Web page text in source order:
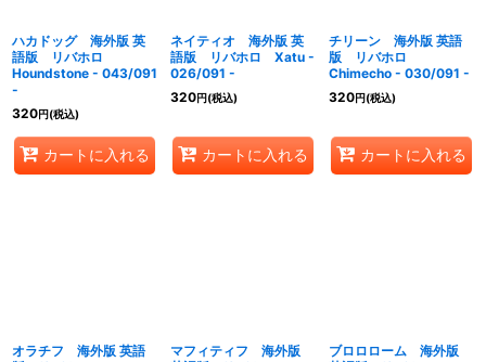
ハカドッグ 海外版 英
語版 リバホロ
Houndstone - 043/091
-
320円(税込)
カートに入れる
ネイティオ 海外版 英
語版 リバホロ Xatu -
026/091 -
320円(税込)
カートに入れる
チリーン 海外版 英語
版 リバホロ
Chimecho - 030/091 -
320円(税込)
カートに入れる
オラチフ 海外版 英語
マフィティフ 海外版
ブロロローム 海外版